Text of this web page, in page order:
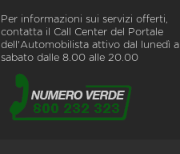
Per informazioni sui servizi offerti,
contatta il Call Center del Portale
dell'Automobilista attivo dal lunedì al
sabato dalle 8.00 alle 20.00